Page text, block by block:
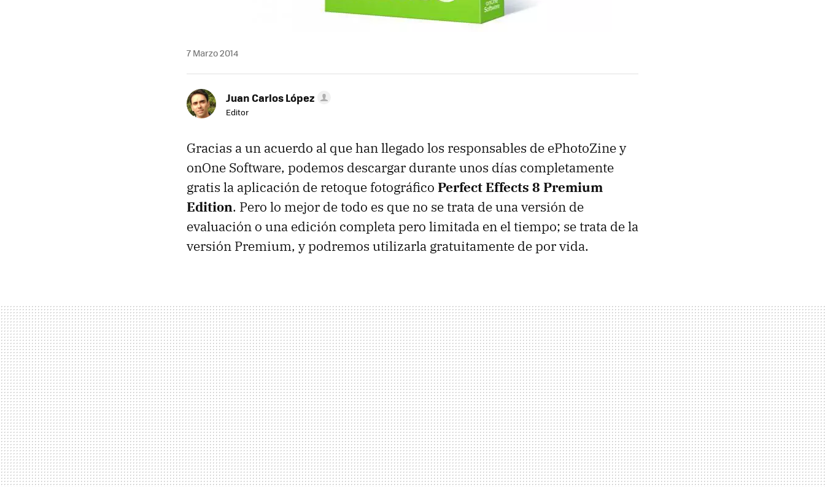
7 Marzo 2014
Juan Carlos López
Editor
Gracias a un acuerdo al que han llegado los responsables de ePhotoZine y
onOne Software, podemos descargar durante unos días completamente
gratis la aplicación de retoque fotográfico Perfect Effects 8 Premium
Edition. Pero lo mejor de todo es que no se trata de una versión de
evaluación o una edición completa pero limitada en el tiempo; se trata de la
versión Premium, y podremos utilizarla gratuitamente de por vida.